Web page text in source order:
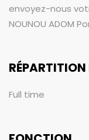
envoyez-nous
NOUNOU ADOM
Full time